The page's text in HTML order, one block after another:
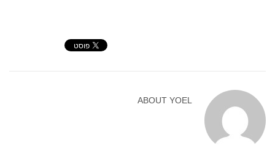
ABOUT YOEL